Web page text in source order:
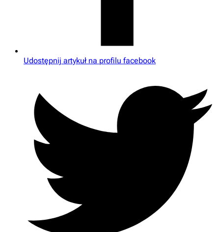
Udostępnij artykuł na profilu facebook